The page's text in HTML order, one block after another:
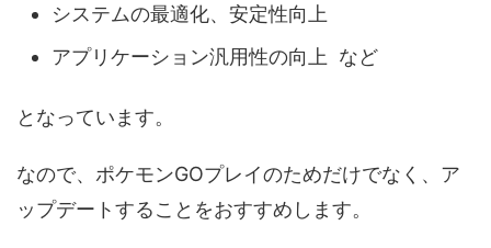
システムの最適化、安定性向上
アプリケーション汎用性の向上 など
となっています。
なので、ポケモンGOプレイのためだけでなく、ア
ップデートすることをおすすめします。